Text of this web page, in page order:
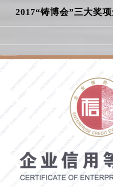
2017“铸博会”三大奖